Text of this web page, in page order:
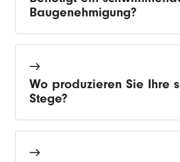
Baugenehmigung?
Wo produzieren Sie Ihre
Stege?